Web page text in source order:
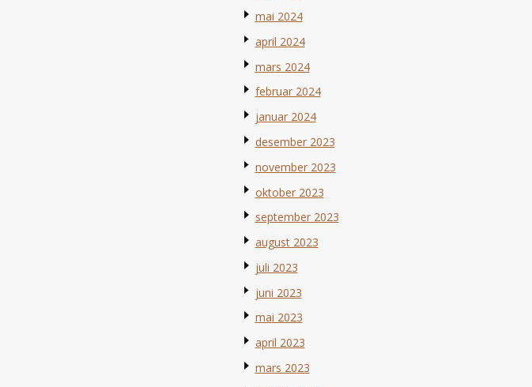
mai 2024
april 2024
mars 2024
februar 2024
januar 2024
desember 2023
november 2023
oktober 2023
september 2023
august 2023
juli 2023
juni 2023
mai 2023
april 2023
mars 2023